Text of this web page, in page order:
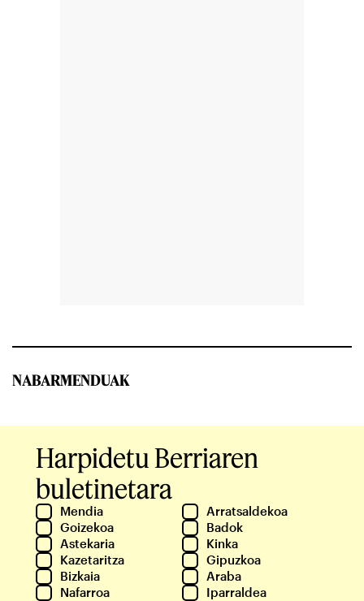
NABARMENDUAK
Harpidetu Berriaren
buletinetara
Mendia
Arratsaldekoa
Goizekoa
Badok
Astekaria
Kinka
Kazetaritza
Gipuzkoa
Bizkaia
Araba
Nafarroa
Iparraldea